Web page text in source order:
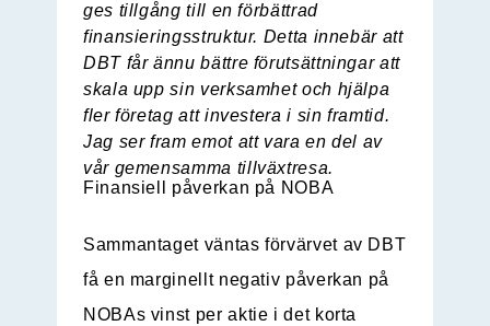
ges tillgång till en förbättrad
finansieringsstruktur. Detta innebär att
DBT får ännu bättre förutsättningar att
skala upp sin verksamhet och hjälpa
fler företag att investera i sin framtid.
Jag ser fram emot att vara en del av
vår gemensamma tillväxtresa.
Finansiell påverkan på NOBA
Sammantaget väntas förvärvet av DBT
få en marginellt negativ påverkan på
NOBAs vinst per aktie i det korta